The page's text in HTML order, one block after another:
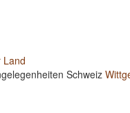
Land
Schweiz